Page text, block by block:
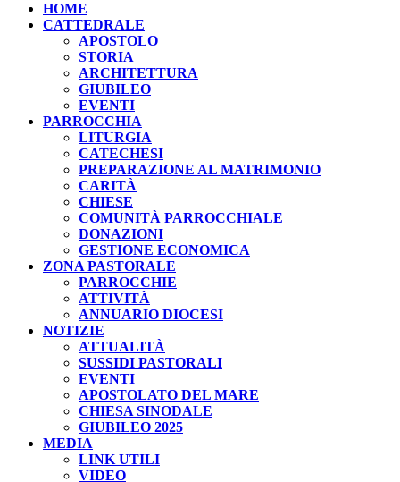
HOME
CATTEDRALE
APOSTOLO
STORIA
ARCHITETTURA
GIUBILEO
EVENTI
PARROCCHIA
LITURGIA
CATECHESI
PREPARAZIONE AL MATRIMONIO
CARITÀ
CHIESE
COMUNITÀ PARROCCHIALE
DONAZIONI
GESTIONE ECONOMICA
ZONA PASTORALE
PARROCCHIE
ATTIVITÀ
ANNUARIO DIOCESI
NOTIZIE
ATTUALITÀ
SUSSIDI PASTORALI
EVENTI
APOSTOLATO DEL MARE
CHIESA SINODALE
GIUBILEO 2025
MEDIA
LINK UTILI
VIDEO